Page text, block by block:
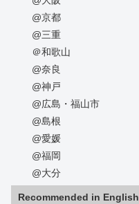
@京都
@三重
＠和歌山
@奈良
@神戸
@広島・福山市
@島根
@愛媛
@福岡
@大分
Recommended in English